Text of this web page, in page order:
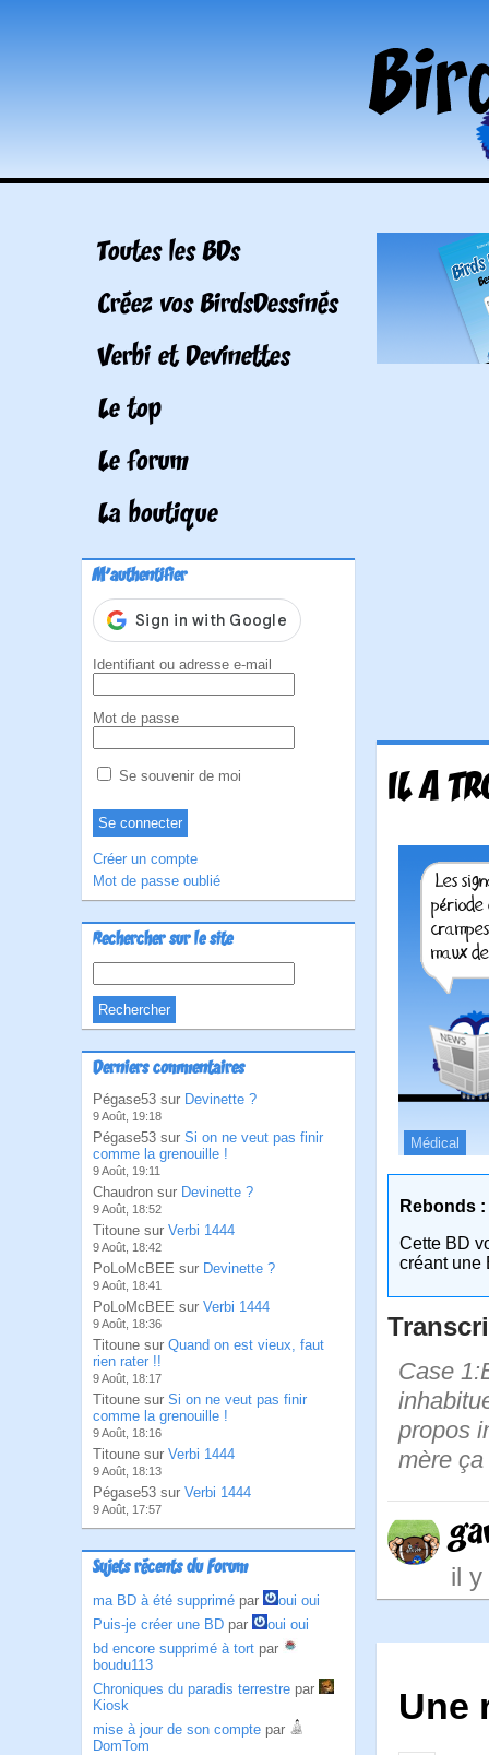
Toutes les BDs
Créez vos BirdsDessinés
Verbi et Devinettes
Le top
Le forum
La boutique
M'authentifier
Identifiant ou adresse e-mail
Mot de passe
Se souvenir de moi
Créer un compte
Mot de passe oublié
Rechercher sur le site
Derniers commentaires
Pégase53 sur Devinette ?
9 Août, 19:18
Pégase53 sur Si on ne veut pas finir
comme la grenouille !
9 Août, 19:11
Chaudron sur Devinette ?
9 Août, 18:52
Titoune sur Verbi 1444
9 Août, 18:42
PoLoMcBEE sur Devinette ?
9 Août, 18:41
PoLoMcBEE sur Verbi 1444
9 Août, 18:36
Titoune sur Quand on est vieux, faut
rien rater !!
9 Août, 18:17
Titoune sur Si on ne veut pas finir
comme la grenouille !
9 Août, 18:16
Titoune sur Verbi 1444
9 Août, 18:13
Pégase53 sur Verbi 1444
9 Août, 17:57
Sujets récents du Forum
ma BD à été supprimé par
oui oui
Puis-je créer une BD par
oui oui
bd encore supprimé à tort par
boudu113
Chroniques du paradis terrestre par
Kiosk
mise à jour de son compte par
DomTom
IL A
Médical
Rebonds :
Cette BD
créant une
Case
propos
mère ça
il
Une